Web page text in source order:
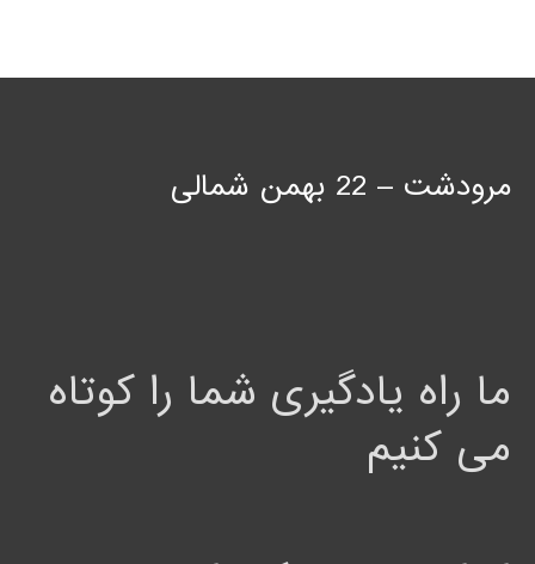
مرودشت – 22 بهمن شمالی
ما راه یادگیری شما را کوتاه
می کنیم